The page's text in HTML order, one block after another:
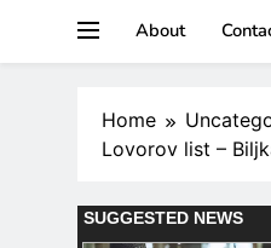
About
Home
Lovorov list –